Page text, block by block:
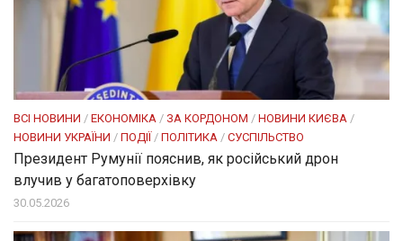
ВСІ НОВИНИ / ЕКОНОМІКА / ЗА КОРДОНОМ / НОВИНИ КИЄВА /
НОВИНИ УКРАЇНИ / ПОДІЇ/ ПОЛІТИКА / СУСПІЛЬСТВО
Президент Румунії пояснив, як російський дрон
влучив у багатоповерхівку
30.05.2026